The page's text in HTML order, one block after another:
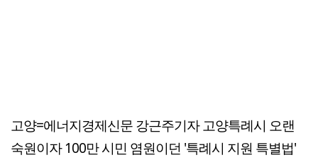
고양=에너지경제신문 강근주기자 고양특례시 오랜
숙원이자 100만 시민 염원이던 '특례시 지원 특별법'